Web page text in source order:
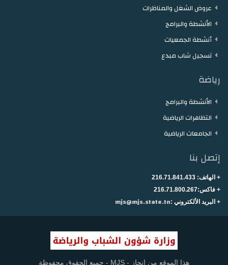
عروض الشغل والمناظرات
الأنشطة والبرامج
أنشطة الجمعيات
تسجيل شاب مبدع
رياضة
الأنشطة والبرامج
التظاهرات الرياضية
الجامعات الرياضية
إتصل بنا
+ الهاتف: 216.71.841.433
+ فاكس:216.71.800.267
+ البريد الألكتروني :mjs@mjs.state.tn
هذا الموقع من إنجاز - MJS - جميع الحقوق محفوظة